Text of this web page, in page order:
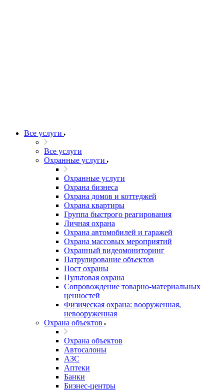
Все услуги
Все услуги
Охранные услуги
Охранные услуги
Охрана бизнеса
Охрана домов и коттеджей
Охрана квартиры
Группа быстрого реагирования
Личная охрана
Охрана автомобилей и гаражей
Охрана массовых мероприятий
Охранный видеомониторинг
Патрулирование объектов
Пост охраны
Пультовая охрана
Сопровождение товарно-материальных
ценностей
Физическая охрана: вооруженная,
невооруженная
Охрана объектов
Охрана объектов
Автосалоны
АЗС
Аптеки
Банки
Бизнес-центры